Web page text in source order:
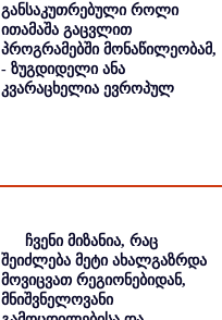
განსაკუთრებული როლი
ითამაშა გაცვლით
პროგრამებში მონაწილეობამ,
- ზუგდიდელი ანა
კვარაცხელია ევროპულ
ჩვენი მიზანია, რაც
შეიძლება მეტი ახალგაზრდა
მოვიცვათ რეგიონებიდან,
მნიშვნელოვანი